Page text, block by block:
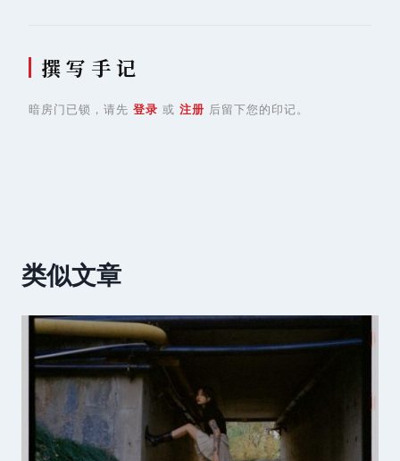
撰 写 手 记
暗房门已锁，请先 登录 或 注册 后留下您的印记。
类似文章